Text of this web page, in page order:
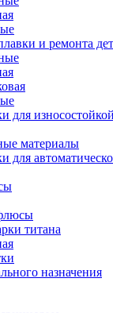
и ремонта
для
материалы
для
титана
назначения